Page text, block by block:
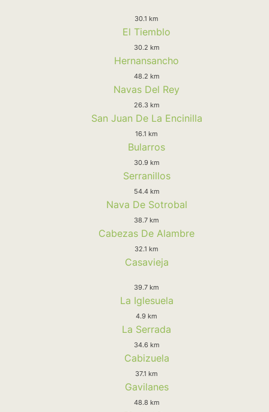
30.1 km
El Tiemblo
30.2 km
Hernansancho
48.2 km
Navas Del Rey
26.3 km
San Juan De La Encinilla
16.1 km
Bularros
30.9 km
Serranillos
54.4 km
Nava De Sotrobal
38.7 km
Cabezas De Alambre
32.1 km
Casavieja
39.7 km
La Iglesuela
4.9 km
La Serrada
34.6 km
Cabizuela
37.1 km
Gavilanes
48.8 km